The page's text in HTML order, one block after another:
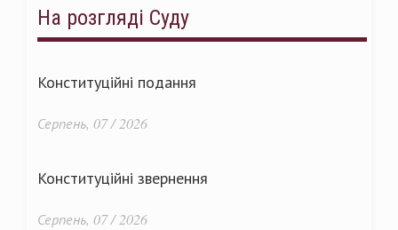
На розгляді Суду
Конституційні подання
Серпень, 07 / 2026
Конституційні звернення
Серпень, 07 / 2026